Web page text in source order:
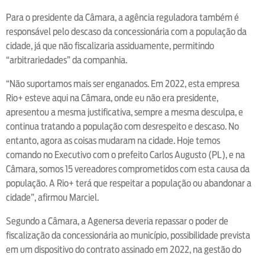
Para o presidente da Câmara, a agência reguladora também é
responsável pelo descaso da concessionária com a população da
cidade, já que não fiscalizaria assiduamente, permitindo
“arbitrariedades” da companhia.
“Não suportamos mais ser enganados. Em 2022, esta empresa
Rio+ esteve aqui na Câmara, onde eu não era presidente,
apresentou a mesma justificativa, sempre a mesma desculpa, e
continua tratando a população com desrespeito e descaso. No
entanto, agora as coisas mudaram na cidade. Hoje temos
comando no Executivo com o prefeito Carlos Augusto (PL), e na
Câmara, somos 15 vereadores comprometidos com esta causa da
população. A Rio+ terá que respeitar a população ou abandonar a
cidade”, afirmou Marciel.
Segundo a Câmara, a Agenersa deveria repassar o poder de
fiscalização da concessionária ao município, possibilidade prevista
em um dispositivo do contrato assinado em 2022, na gestão do